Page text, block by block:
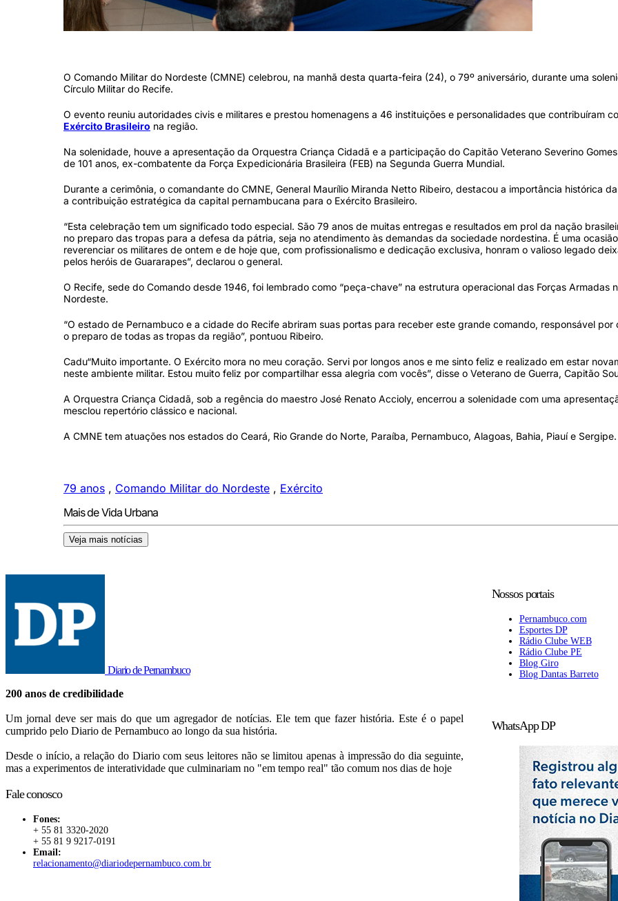
O Comando Militar do Nordeste (CMNE) celebrou, na manhã desta quarta-feira (24), o 79º aniversário, durante uma
Círculo Militar do Recife.
O evento reuniu autoridades civis e militares e prestou homenagens a 46 instituições e personalidades que contribuíram
Exército Brasileiro na região.
Na solenidade, houve a apresentação da Orquestra Criança Cidadã e a participação do Capitão Veterano Severino
de 101 anos, ex-combatente da Força Expedicionária Brasileira (FEB) na Segunda Guerra Mundial.
Durante a cerimônia, o comandante do CMNE, General Maurílio Miranda Netto Ribeiro, destacou a importância histórica
a contribuição estratégica da capital pernambucana para o Exército Brasileiro.
“Esta celebração tem um significado todo especial. São 79 anos de muitas entregas e resultados em prol da nação
no preparo das tropas para a defesa da pátria, seja no atendimento às demandas da sociedade nordestina. É uma
reverenciar os militares de ontem e de hoje que, com profissionalismo e dedicação exclusiva, honram o valioso legado
pelos heróis de Guararapes”, declarou o general.
O Recife, sede do Comando desde 1946, foi lembrado como “peça-chave” na estrutura operacional das Forças Armadas
Nordeste.
“O estado de Pernambuco e a cidade do Recife abriram suas portas para receber este grande comando, responsável por
o preparo de todas as tropas da região”, pontuou Ribeiro.
Cadu“Muito importante. O Exército mora no meu coração. Servi por longos anos e me sinto feliz e realizado em estar
neste ambiente militar. Estou muito feliz por compartilhar essa alegria com vocês”, disse o Veterano de Guerra, Capitão
A Orquestra Criança Cidadã, sob a regência do maestro José Renato Accioly, encerrou a solenidade com uma
mesclou repertório clássico e nacional.
A CMNE tem atuações nos estados do Ceará, Rio Grande do Norte, Paraíba, Pernambuco, Alagoas, Bahia, Piauí e Sergipe.
79 anos , Comando Militar do Nordeste , Exército
Mais de Vida Urbana
Veja mais notícias
Diario de Pernambuco
200 anos de credibilidade
Um jornal deve ser mais do que um agregador de notícias. Ele tem que fazer história. Este é o papel
cumprido pelo Diario de Pernambuco ao longo da sua história.
Desde o início, a relação do Diario com seus leitores não se limitou apenas à impressão do dia seguinte,
mas a experimentos de interatividade que culminariam no "em tempo real" tão comum nos dias de hoje
Fale conosco
Fones:
+ 55 81 3320-2020
+ 55 81 9 9217-0191
Email:
relacionamento@diariodepernambuco.com.br
Nossos portais
Pernambuco.com
Esportes DP
Rádio Clube WEB
Rádio Clube PE
Blog Giro
Blog Dantas Barreto
WhatsApp DP